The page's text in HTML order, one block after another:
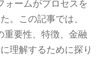
ォームがプロセスを
。この記事では、
重要性、特徴、金融
理解するために探り